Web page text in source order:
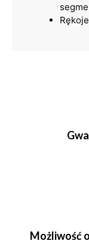
Możliwość